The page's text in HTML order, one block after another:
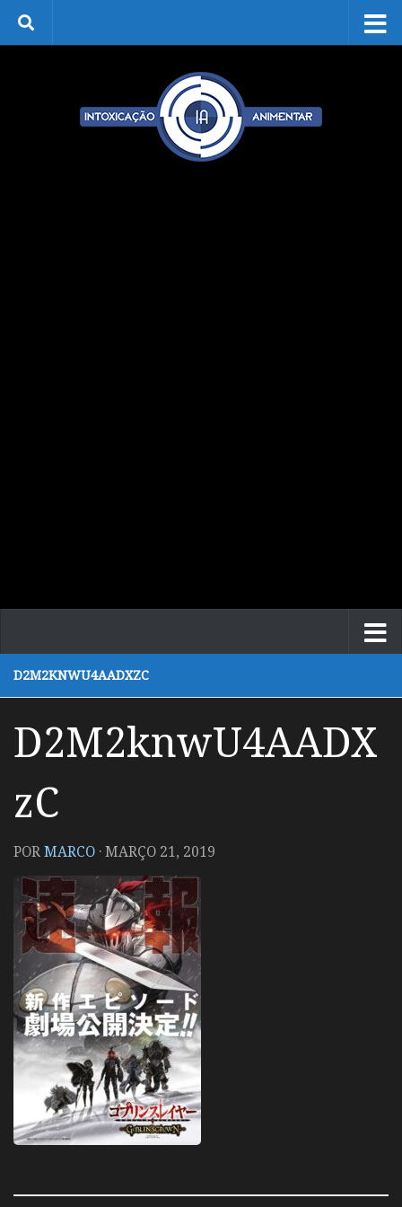
Skip to content
D2M2KNWU4AADXZC
D2M2knwU4AADX
zC
PORMARCO ·MARÇO 21, 2019